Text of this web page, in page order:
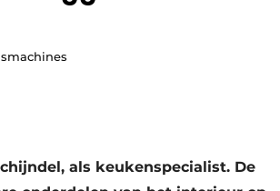
als keukenspecialist. De